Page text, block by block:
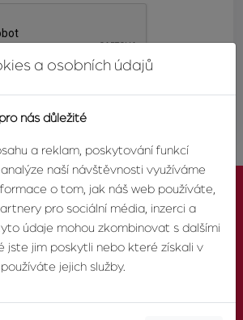
NÁS
a osobních údajů
nás důležité
a reklam, poskytování funkcí
naší návštěvnosti využíváme
o tom, jak náš web používáte,
pro sociální média, inzerci a
údaje mohou zkombinovat s dalšími
jste jim poskytli nebo které získali v
jejich služby.